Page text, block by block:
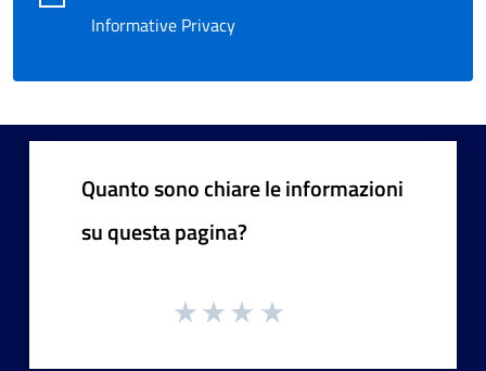
Informative Privacy
Quanto sono chiare le informazioni
su questa pagina?